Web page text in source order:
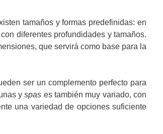
tamaños y formas predefinidas: en
diferentes profundidades y tamaños.
que servirá como base para la
ser un complemento perfecto para
yspas es también muy variado, con
una variedad de opciones suficiente